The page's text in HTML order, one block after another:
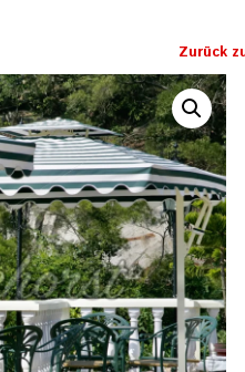
Zurück